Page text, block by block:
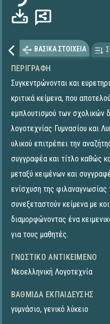
ΒΑΣΙΚΑ ΣΤΟΙΧΕΙΑ
ΠΕΡΙΓΡΑΦΉ
Συγκεντρώνονται και
κριτικά κείμενα, που
εμπλουτισμού των σχολικών
λογοτεχνίας Γυμνασίου και
υλικού επιτρέπει την
συγγραφέα και τίτλο καθώς
μεταξύ κειμένων και
ενίσχυση της
συνεξεταστούν κείμενα με
διαμορφώνοντας ένα
για τους μαθητές.
ΓΝΩΣΤΙΚΌ ΑΝΤΙΚΕΊΜΕΝΟ
Νεοελληνική Λογοτεχνία
ΒΑΘΜΊΔΑ ΕΚΠΑΊΔΕΥΣΗΣ
γυμνάσιο, γενικό λύκειο